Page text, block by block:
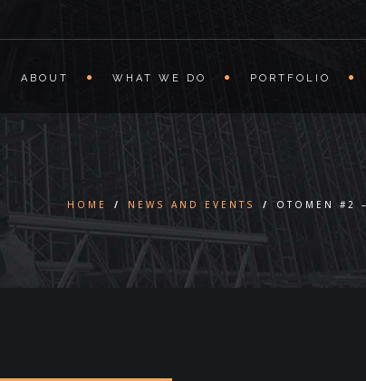
ABOUT WHAT WE DO PORTFOLIO
HOME / NEWS AND EVENTS / OTOMEN #2